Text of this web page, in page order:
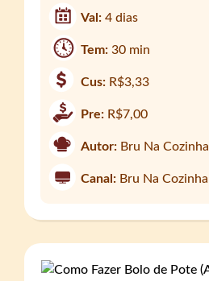
Val:4 dias
Tem:30 min
Cus: R$3,33
Pre: R$7,00
Autor: Bru Na Cozinha
Canal: Bru Na Cozinha